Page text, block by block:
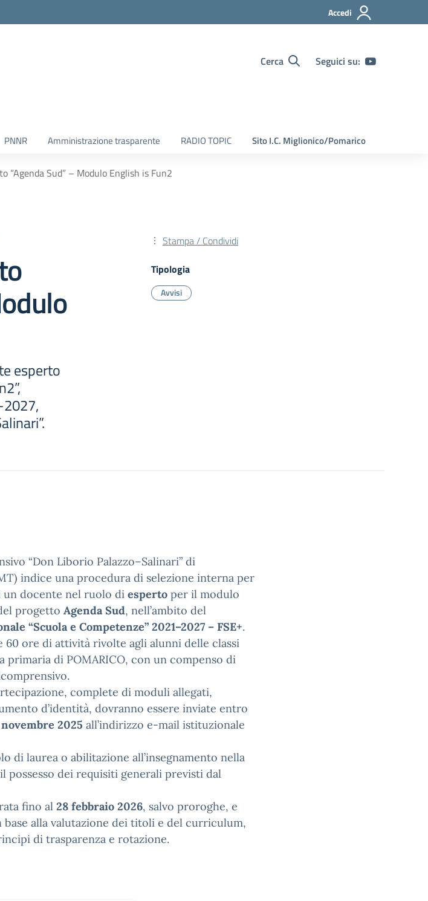
Accedi
Cerca Seguici su:
PNNR Amministrazione trasparente RADIO TOPIC Sito I.C. Miglionico/Pomarico
“Agenda Sud” – Modulo English is Fun2
esperto
Stampa / Condividi
Tipologia
Avvisi
“Don Liborio Palazzo–Salinari” di
indice una procedura di selezione interna per
docente nel ruolo di esperto per il modulo
progetto Agenda Sud, nell’ambito del
“Scuola e Competenze” 2021–2027 – FSE+.
60 ore di attività rivolte agli alunni delle classi
primaria di POMARICO, con un compenso di
complete di moduli allegati,
d’identità, dovranno essere inviate entro
2025 all’indirizzo e-mail istituzionale
di laurea o abilitazione all’insegnamento nella
possesso dei requisiti generali previsti dal
fino al 28 febbraio 2026, salvo proroghe, e
base alla valutazione dei titoli e del curriculum,
di trasparenza e rotazione.